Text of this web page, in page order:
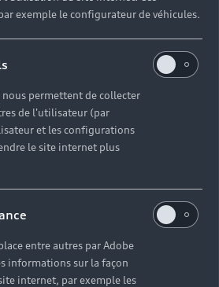
en plus de l’offre
Elle vous
des
telles
l’artiste et le titre
et des
de diaporama (par
du titre que
ou la météo).Un
DAB équipé
exemple le configurateur de véhicules.
permettent de collecter
de l'utilisateur (par
et les configurations
le site internet plus
entre autres par Adobe
informations sur la façon
internet, par exemple les